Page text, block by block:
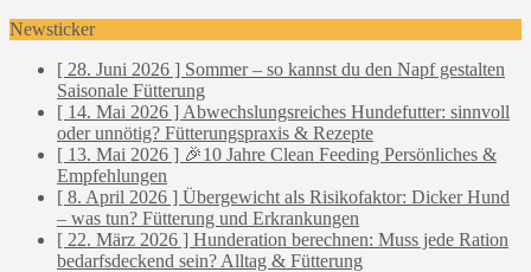
Newsticker
[ 28. Juni 2026 ] Sommer – so kannst du den Napf gestalten
Saisonale Fütterung
[ 14. Mai 2026 ] Abwechslungsreiches Hundefutter: sinnvoll
oder unnötig? Fütterungspraxis & Rezepte
[ 13. Mai 2026 ] 🎉10 Jahre Clean Feeding Persönliches &
Empfehlungen
[ 8. April 2026 ] Übergewicht als Risikofaktor: Dicker Hund
– was tun? Fütterung und Erkrankungen
[ 22. März 2026 ] Hunderation berechnen: Muss jede Ration
bedarfsdeckend sein? Alltag & Fütterung